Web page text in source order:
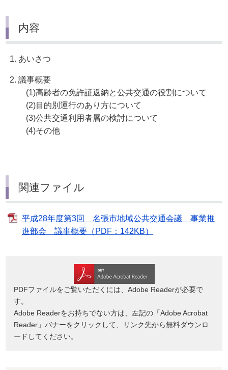
内容
1. あいさつ
2. 議事概要
(1)高齢者の免許証返納と公共交通の役割について
(2)目的別運行のあり方について
(3)公共交通利用者層の検討について
(4)その他
関連ファイル
平成28年度第3回 名張市地域公共交通会議 事業推
進部会 議事概要（PDF：142KB）
PDFファイルをご覧いただくには、Adobe Readerが必要で
す。
Adobe Readerをお持ちでない方は、左記の「Adobe Acrobat
Reader」バナーをクリックして、リンク先から無料ダウンロ
ードしてください。